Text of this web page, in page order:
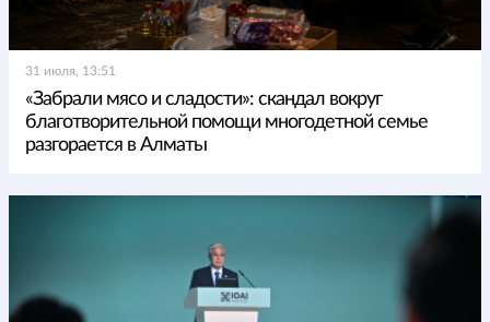
31 июля, 13:51
«Забрали мясо и сладости»: скандал вокруг
благотворительной помощи многодетной семье
разгорается в Алматы